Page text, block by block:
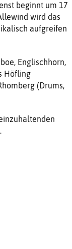
beginnt um 17
wird das
aufgreifen
Englischhorn,
Höfling
(Drums,
.